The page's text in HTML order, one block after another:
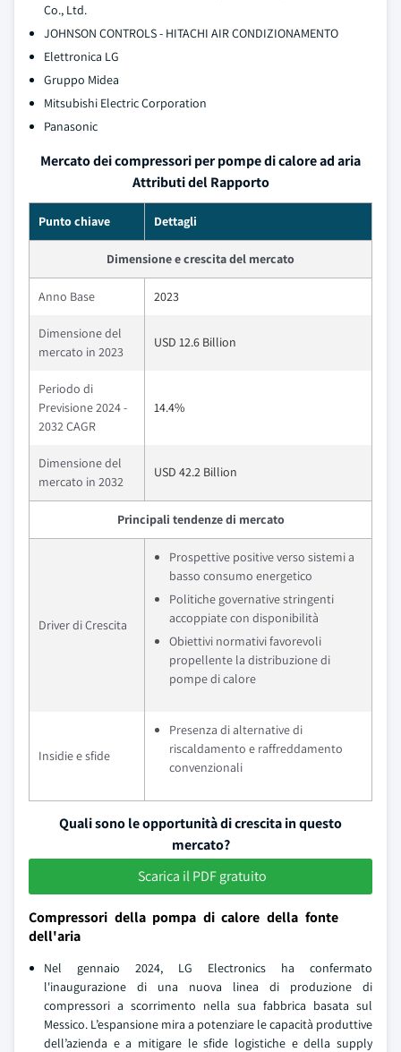
Co., Ltd.
JOHNSON CONTROLS - HITACHI AIR CONDIZIONAMENTO
Elettronica LG
Gruppo Midea
Mitsubishi Electric Corporation
Panasonic
Mercato dei compressori per pompe di calore ad aria
Attributi del Rapporto
Punto chiave Dettagli
Dimensione e crescita del mercato
Anno Base 2023
Dimensione del
mercato in 2023
USD 12.6 Billion
Periodo di
Previsione 2024 -
2032 CAGR
14.4%
Dimensione del
mercato in 2032
USD 42.2 Billion
Principali tendenze di mercato
Driver di Crescita
Prospettive positive verso sistemi a
basso consumo energetico
Politiche governative stringenti
accoppiate con disponibilità
Obiettivi normativi favorevoli
propellente la distribuzione di
pompe di calore
Insidie e sfide
Presenza di alternative di
riscaldamento e raffreddamento
convenzionali
Quali sono le opportunità di crescita in questo
mercato?
Scarica il PDF gratuito
Compressori della pompa di calore della fonte
dell'aria
Nel gennaio 2024, LG Electronics ha confermato
l'inaugurazione di una nuova linea di produzione di
compressori a scorrimento nella sua fabbrica basata sul
Messico. L’espansione mira a potenziare le capacità produttive
dell’azienda e a mitigare le sfide logistiche e della supply